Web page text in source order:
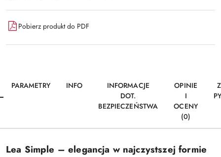
Pobierz produkt do PDF
PARAMETRY INFO
INFORMACJE
DOT.
BEZPIECZEŃSTWA
OPINIE
I
OCENY
(0)
Lea Simple – elegancja w najczystszej formie